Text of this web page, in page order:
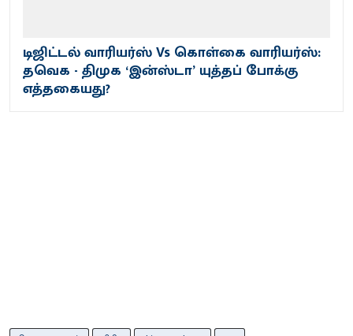
டிஜிட்டல் வாரியர்ஸ் Vs கொள்கை வாரியர்ஸ்:
தவெக - திமுக ‘இன்ஸ்டா’ யுத்தப் போக்கு
எத்தகையது?